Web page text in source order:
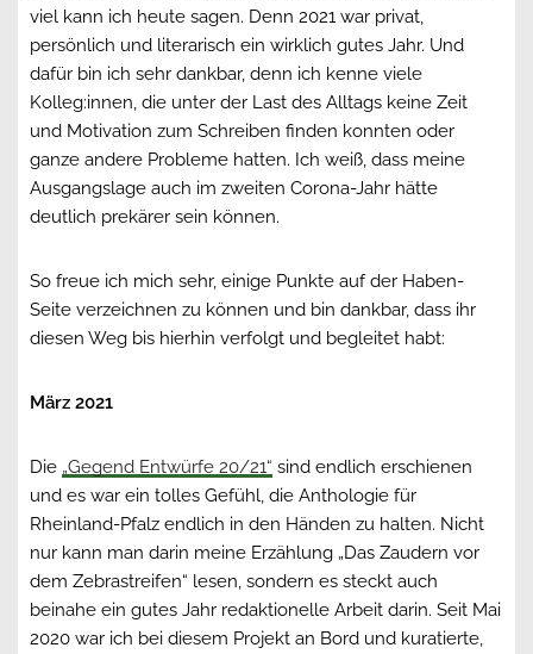
viel kann ich heute sagen. Denn 2021 war privat,
persönlich und literarisch ein wirklich gutes Jahr. Und
dafür bin ich sehr dankbar, denn ich kenne viele
Kolleg:innen, die unter der Last des Alltags keine Zeit
und Motivation zum Schreiben finden konnten oder
ganze andere Probleme hatten. Ich weiß, dass meine
Ausgangslage auch im zweiten Corona-Jahr hätte
deutlich prekärer sein können.
So freue ich mich sehr, einige Punkte auf der Haben-
Seite verzeichnen zu können und bin dankbar, dass ihr
diesen Weg bis hierhin verfolgt und begleitet habt:
März 2021
Die „Gegend Entwürfe 20/21“ sind endlich erschienen
und es war ein tolles Gefühl, die Anthologie für
Rheinland-Pfalz endlich in den Händen zu halten. Nicht
nur kann man darin meine Erzählung „Das Zaudern vor
dem Zebrastreifen“ lesen, sondern es steckt auch
beinahe ein gutes Jahr redaktionelle Arbeit darin. Seit Mai
2020 war ich bei diesem Projekt an Bord und kuratierte,